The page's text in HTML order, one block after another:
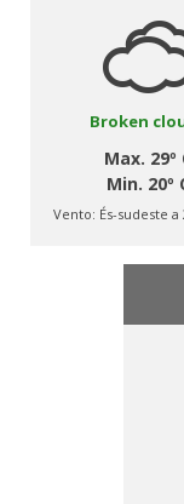
Broken
Max. 29º
Min. 20º
Vento: És-sudeste a